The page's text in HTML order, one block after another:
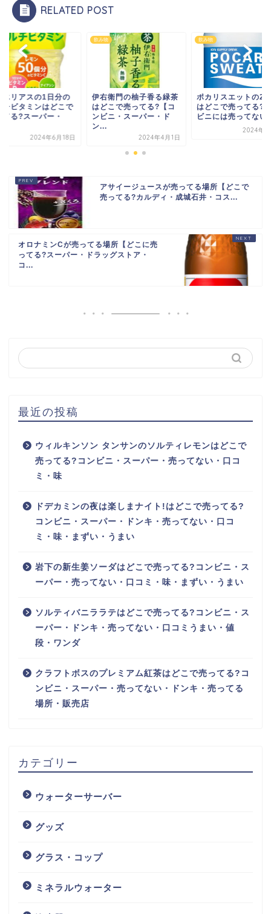
RELATED POST
エリアスの1日分の
チビタミンはどこで
てる?スーパー・
2024年6月18日
飲み物
伊右衛門の柚子香る緑茶
はどこで売ってる?【コ
ンビニ・スーパー・ド
ン...
2024年4月1日
飲み物
ポカリスエットの
はどこで売ってる?
ビニには売ってない
2024年7
アサイージュースが売ってる場所【どこで
売ってる?カルディ・成城石井・コス...
オロナミンCが売ってる場所【どこに売
ってる?スーパー・ドラッグストア・
コ...
最近の投稿
ウィルキンソン タンサンのソルティレモンはどこで
売ってる?コンビニ・スーパー・売ってない・口コ
ミ・味
ドデカミンの夜は楽しまナイト!はどこで売ってる?
コンビニ・スーパー・ドンキ・売ってない・口コ
ミ・味・まずい・うまい
岩下の新生姜ソーダはどこで売ってる?コンビニ・ス
ーパー・売ってない・口コミ・味・まずい・うまい
ソルティバニララテはどこで売ってる?コンビニ・ス
ーパー・ドンキ・売ってない・口コミうまい・値
段・ワンダ
クラフトボスのプレミアム紅茶はどこで売ってる?コ
ンビニ・スーパー・売ってない・ドンキ・売ってる
場所・販売店
カテゴリー
ウォーターサーバー
グッズ
グラス・コップ
ミネラルウォーター